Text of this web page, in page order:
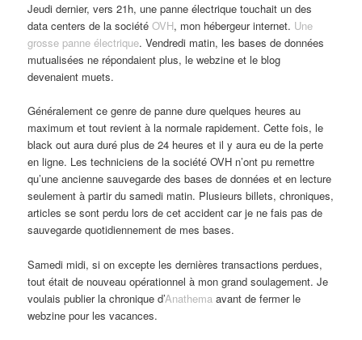
Jeudi dernier, vers 21h, une panne électrique touchait un des
data centers de la sociétéOVH, mon hébergeur internet. Une
grosse panne électrique. Vendredi matin, les bases de données
mutualisées ne répondaient plus, le webzine et le blog
devenaient muets.
Généralement ce genre de panne dure quelques heures au
maximum et tout revient à la normale rapidement. Cette fois, le
black out aura duré plus de 24 heures et il y aura eu de la perte
en ligne. Les techniciens de la société OVH n’ont pu remettre
qu’une ancienne sauvegarde des bases de données et en lecture
seulement à partir du samedi matin. Plusieurs billets, chroniques,
articles se sont perdu lors de cet accident car je ne fais pas de
sauvegarde quotidiennement de mes bases.
Samedi midi, si on excepte les dernières transactions perdues,
tout était de nouveau opérationnel à mon grand soulagement. Je
voulais publier la chronique d’Anathemaavant de fermer le
webzine pour les vacances.